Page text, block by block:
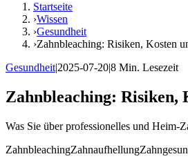
Startseite
›Wissen
›Gesundheit
›Zahnbleaching: Risiken, Kosten
Gesundheit|2025-07-20|8 Min. Lesezeit
Zahnbleaching: Risiken,
Was Sie über professionelles und Heim-
ZahnbleachingZahnaufhellung